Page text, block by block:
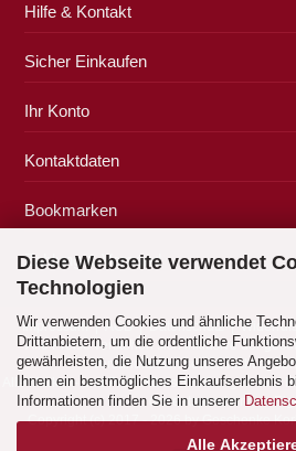
Diese Webseite verwendet
Technologien
Wir verwenden Cookies und ähnliche
Drittanbietern, um die ordentliche
gewährleisten, die Nutzung unseres
Ihnen ein bestmögliches Einkaufserlebnis
Informationen finden Sie in unserer
Alle
Hilfe & Kontakt
Sicher Einkaufen
Ihr Konto
Kontaktdaten
Bookmarken
Zahlung & Versand
Impressum|AGB|Datenschutz|
Alle Preise verstehen sich inklusive der
Versandkostensoweit nicht
Alle Marken- und Produktbeschreibungen sind
der entsprechenden
Copyright (c) 2017 - 2026 by Geschenke